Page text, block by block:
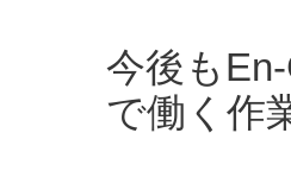
今後も
で働く作